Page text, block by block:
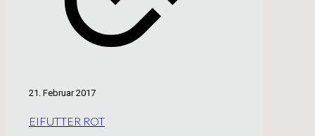
21. Februar 2017
EIFUTTER ROT